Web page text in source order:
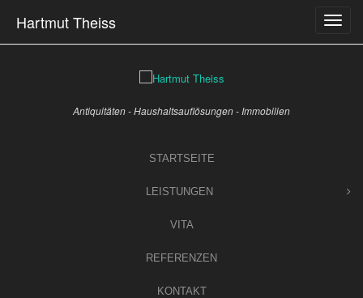
Hartmut Theiss
Antiquitäten - Haushaltsauflösungen - Immobilien
STARTSEITE
LEISTUNGEN
VITA
REFERENZEN
KONTAKT